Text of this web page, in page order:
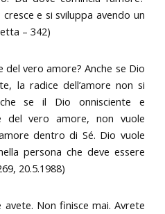
e si sviluppa avendo un
– 342)
del vero amore? Anche se Dio
la radice dell’amore non si
se il Dio onnisciente e
del vero amore, non vuole
dentro di Sé. Dio vuole
persona che deve essere
20.5.1988)
Non finisce mai. Avrete